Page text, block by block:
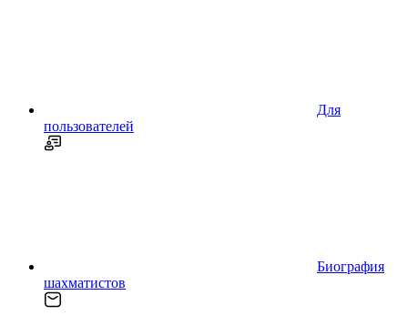
Для
пользователей
Биография
шахматистов